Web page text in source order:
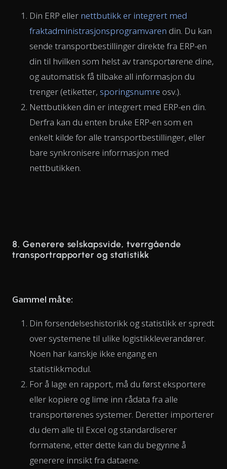
Din ERP eller nettbutikk er integrert med
fraktadministrasjonsprogramvaren din. Du kan
sende transportbestillinger direkte fra ERP-en
din til hvilken som helst av transportørene dine,
og automatisk få tilbake all informasjon du
trenger (etiketter, sporingsnumre osv.).
Nettbutikken din er integrert med ERP-en din.
Derfra kan du enten bruke ERP-en som en
enkelt kilde for alle transportbestillinger, eller
bare synkronisere informasjon med
nettbutikken.
8. Generere selskapsvide, tverrgående
transportrapporter og statistikk
Gammel måte:
Din forsendelseshistorikk og statistikk er spredt
over systemene til ulike logistikkleverandører.
Noen har kanskje ikke engang en
statistikkmodul.
For å lage en rapport, må du først eksportere
eller kopiere og lime inn rådata fra alle
transportørenes systemer. Deretter importerer
du dem alle til Excel og standardiserer
formatene, etter dette kan du begynne å
generere innsikt fra dataene.